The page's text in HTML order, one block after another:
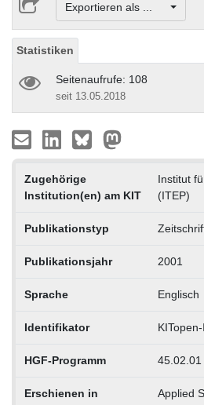
Exportieren als ...
Statistiken
Seitenaufrufe: 108
seit 13.05.2018
Zugehörige
Institution(en) am KIT
Institut
(ITEP)
Publikationstyp
Publikationsjahr 2001
Sprache Englisch
Identifikator
HGF-Programm 45.02.01
Erschienen in Applied